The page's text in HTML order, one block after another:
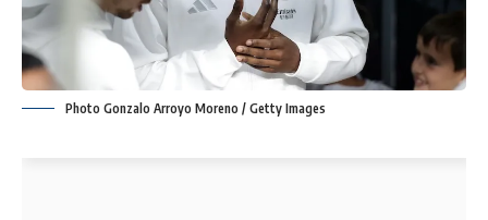
Photo Gonzalo Arroyo Moreno / Getty Images